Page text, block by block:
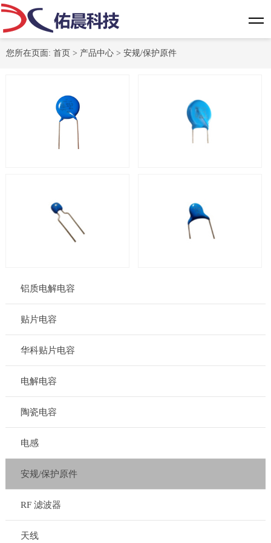
您所在页面: 首页 > 产品中心 > 安规/保护原件
铝质电解电容
贴片电容
华科贴片电容
电解电容
陶瓷电容
电感
安规/保护原件
RF 滤波器
天线